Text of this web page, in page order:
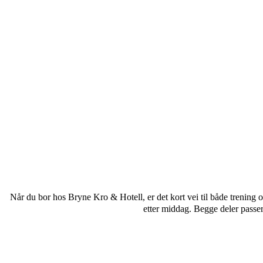
Når du bor hos Bryne Kro & Hotell, er det kort vei til både trening
etter middag. Begge deler